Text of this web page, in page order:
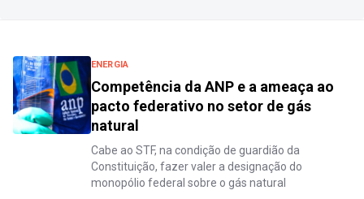
ENERGIA
Competência da ANP e a ameaça ao
pacto federativo no setor de gás
natural
Cabe ao STF, na condição de guardião da
Constituição, fazer valer a designação do
monopólio federal sobre o gás natural